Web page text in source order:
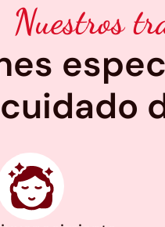
Nuestros
cuidado